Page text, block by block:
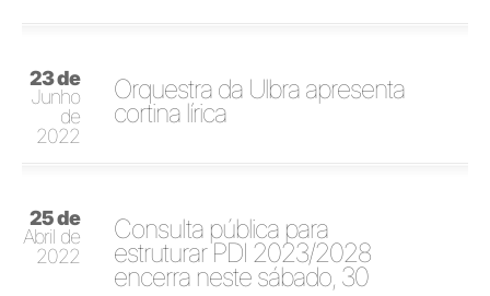
23 de
Junho
de
2022
Orquestra da Ulbra apresenta
cortina lírica
25 de
Abril de
2022
Consulta pública para
estruturar PDI 2023/2028
encerra neste sábado, 30